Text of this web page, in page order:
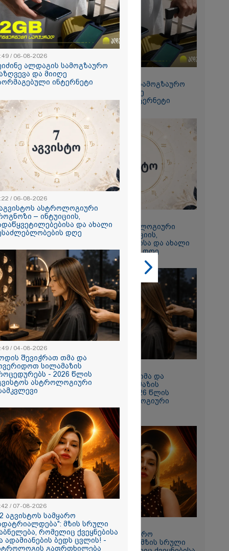
ხალხი
ყაზახს,
არავინ
არაა" -
რადგან
მიაღწია
წერს
უმძიმესი
ჩანს,
- რას
შეიძინე ალდაგის სამოგზაურო
დაზღვევა და მიიღე
გაორმაგებული ინტერნეტი
23:22 / 06-08-2026
7 აგვისტოს ასტროლოგიური
პროგნოზი – ინტუიციის,
გადაწყვეტილებებისა და ახალი
შესაძლებლობების დღე
10:49 / 04-08-2026
როდის შევიჭრათ თმა და
მოვერიდოთ სილამაზის
პროცედურებს - 2026 წლის
აგვისტოს ასტროლოგიური
გზამკვლევი
11:42 / 07-08-2026
"12 აგვისტოს სამყარო
გადატრიალდება": მზის სრული
/ 06-08-2026
ალდაგის სამოგზაურო
და მიიღე
ინტერნეტი
/ 06-08-2026
ასტროლოგიური
– ინტუიციის,
და ახალი
დღე
/ 04-08-2026
შევიჭრათ თმა და
სილამაზის
- 2026 წლის
ასტროლოგიური
/ 07-08-2026
აგვისტოს სამყარო
მზის სრული
რომელიც ქვეყნებისა
ადამიანების ბედს ცვლის! -
გაფრთხილება